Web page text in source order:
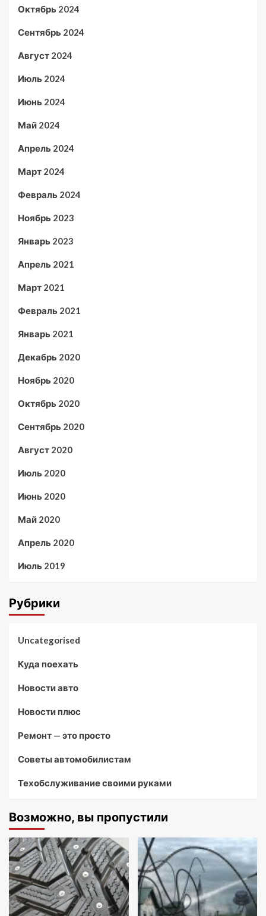
Октябрь 2024
Сентябрь 2024
Август 2024
Июль 2024
Июнь 2024
Май 2024
Апрель 2024
Март 2024
Февраль 2024
Ноябрь 2023
Январь 2023
Апрель 2021
Март 2021
Февраль 2021
Январь 2021
Декабрь 2020
Ноябрь 2020
Октябрь 2020
Сентябрь 2020
Август 2020
Июль 2020
Июнь 2020
Май 2020
Апрель 2020
Июль 2019
Рубрики
Uncategorised
Куда поехать
Новости авто
Новости плюс
Ремонт — это просто
Советы автомобилистам
Техобслуживание своими руками
Возможно, вы пропустили